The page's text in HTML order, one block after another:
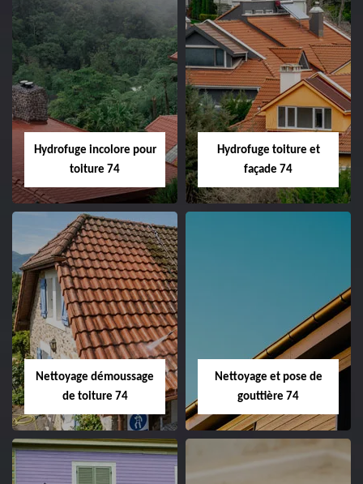
Hydrofuge incolore pour
toiture 74
Hydrofuge toiture et
façade 74
Nettoyage démoussage
de toiture 74
Nettoyage et pose de
gouttière 74